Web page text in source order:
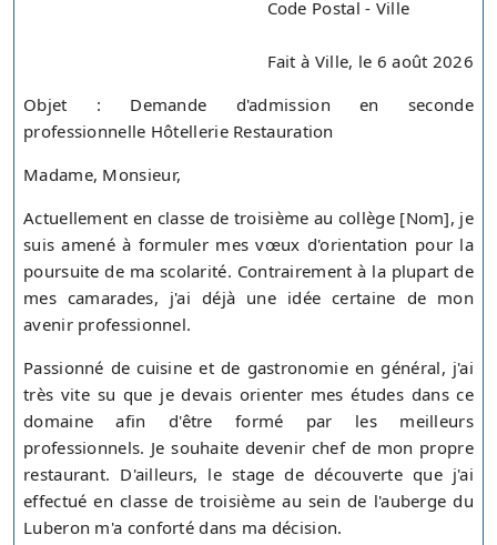
Code Postal - Ville
Fait à Ville, le 6 août 2026
Objet : Demande d'admission en seconde
professionnelle Hôtellerie Restauration
Madame, Monsieur,
Actuellement en classe de troisième au collège [Nom], je
suis amené à formuler mes vœux d'orientation pour la
poursuite de ma scolarité. Contrairement à la plupart de
mes camarades, j'ai déjà une idée certaine de mon
avenir professionnel.
Passionné de cuisine et de gastronomie en général, j'ai
très vite su que je devais orienter mes études dans ce
domaine afin d'être formé par les meilleurs
professionnels. Je souhaite devenir chef de mon propre
restaurant. D'ailleurs, le stage de découverte que j'ai
effectué en classe de troisième au sein de l'auberge du
Luberon m'a conforté dans ma décision.